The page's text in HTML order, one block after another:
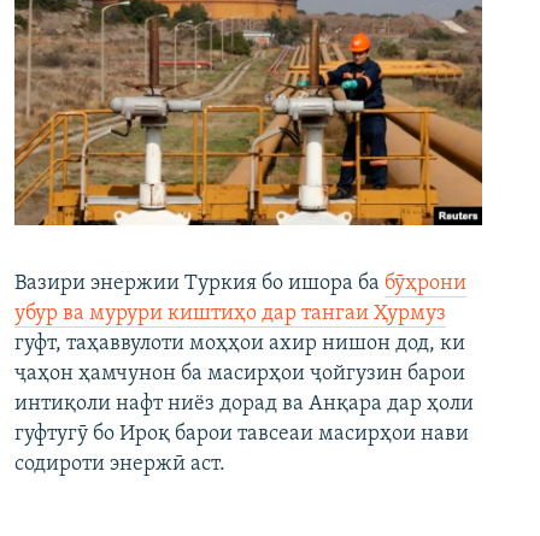
Вазири энержии Туркия бо ишора ба бӯҳрони
убур ва мурури киштиҳо дар тангаи Ҳурмуз
гуфт, таҳаввулоти моҳҳои ахир нишон дод, ки
ҷаҳон ҳамчунон ба масирҳои ҷойгузин барои
интиқоли нафт ниёз дорад ва Анқара дар ҳоли
гуфтугӯ бо Ироқ барои тавсеаи масирҳои нави
содироти энержӣ аст.